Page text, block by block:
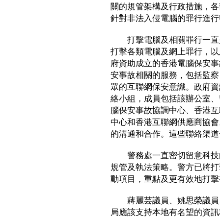
關的規管架構及行政措施，
針對非法入侵電腦的罪行進
打擊電腦及相關罪行一直
打擊各類電腦及網上罪行，
府資助成立的香港電腦保安
安事故相關的服務，包括監
眾的互聯網保安意識。政府
絡小組，成員包括該辦公室
腦保安事故協調中心、香港
中心和香港互聯網供應商協
的溝通和合作。這些聯絡渠
警務處一直密切留意科技
規管及執法策略。警方已將
動項目，重點及更有效地打
蔣麗芸議員、姚思榮議員
局應該支持本地有名望的資